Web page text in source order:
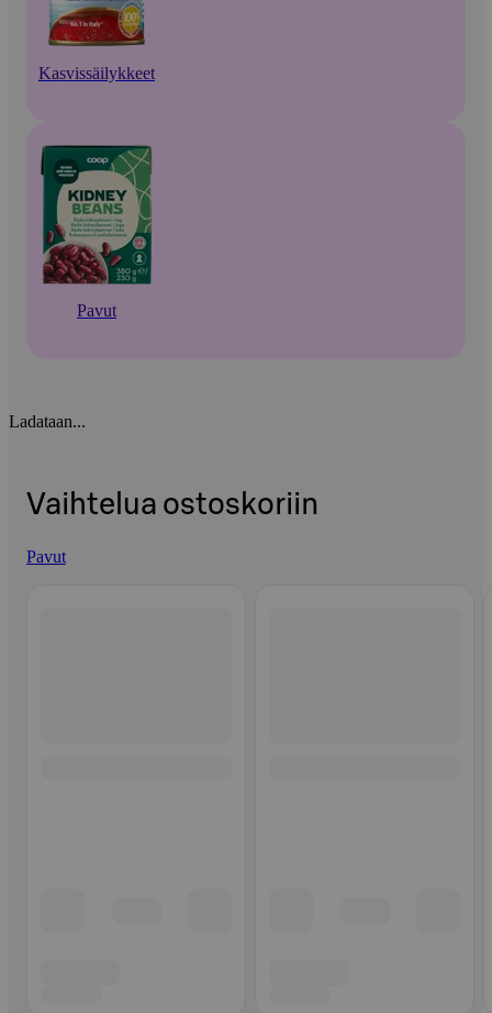
Kasvissäilykkeet
Pavut
Ladataan...
Vaihtelua ostoskoriin
Pavut